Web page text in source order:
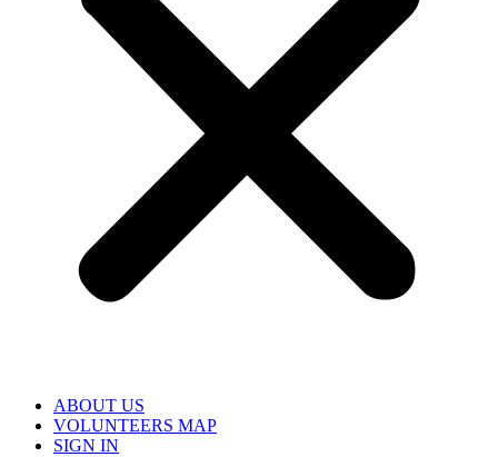
ABOUT US
VOLUNTEERS MAP
SIGN IN